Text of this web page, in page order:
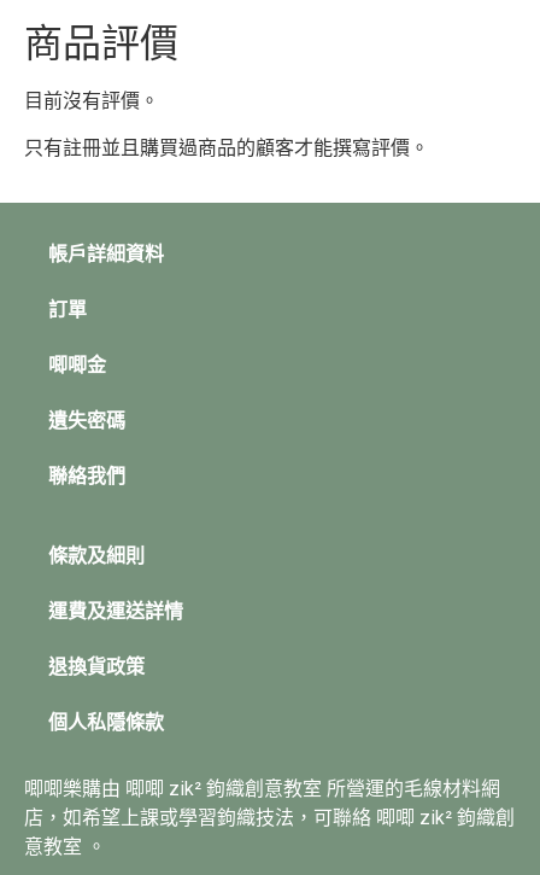
商品評價
目前沒有評價。
只有註冊並且購買過商品的顧客才能撰寫評價。
帳戶詳細資料
訂單
唧唧金
遺失密碼
聯絡我們
條款及細則
運費及運送詳情
退換貨政策
個人私隱條款
唧唧樂購由 唧唧 zik² 鉤織創意教室 所營運的毛線材料網
店，如希望上課或學習鉤織技法，可聯絡 唧唧 zik² 鉤織創
意教室 。